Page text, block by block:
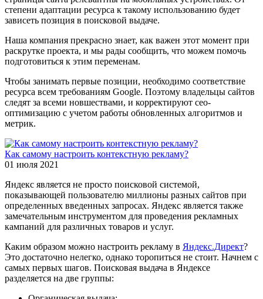
степени адаптации ресурса к такому использованию будет
зависеть позиция в поисковой выдаче.
Наша компания прекрасно знает, как важен этот момент при
раскрутке проекта, и мы рады сообщить, что можем помочь
подготовиться к этим переменам.
Чтобы занимать первые позиции, необходимо соответствие
ресурса всем требованиям Google. Поэтому владельцы сайтов
следят за всеми новшествами, и корректируют сео-
оптимизацию с учетом работы обновленных алгоритмов и
метрик.
Как самому настроить контекстную рекламу?
01 июля 2021
Яндекс является не просто поисковой системой,
показывающей пользователю миллионы разных сайтов при
определенных введенных запросах. Яндекс является также
замечательным инструментом для проведения рекламных
кампаний для различных товаров и услуг.
Каким образом можно настроить рекламу в Яндекс.Директ?
Это достаточно нелегко, однако торопиться не стоит. Начнем с
самых первых шагов. Поисковая выдача в Яндексе
разделяется на две группы: